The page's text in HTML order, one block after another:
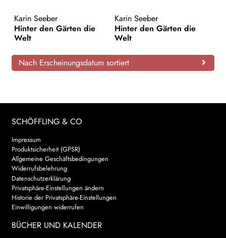
AKTUELLES
NEWSLETTER
WEITERE VERLAGE
Search:
Karin Seeber
Hinter den Gärten die
Welt
Karin Seeber
Hinter den Gärten die
Welt
Nach Erscheinungsdatum sortiert
SCHÖFFLING & CO
Impressum
Produktsicherheit (GPSR)
Allgemeine Geschäftsbedingungen
Widerrufsbelehrung
Datenschutzerklärung
Privatsphäre-Einstellungen ändern
Historie der Privatsphäre-Einstellungen
Einwilligungen widerrufen
BÜCHER UND KALENDER